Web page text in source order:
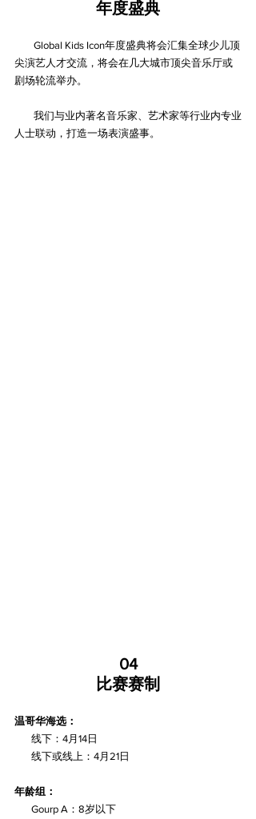
年度盛典
尖演艺人才交流，将会在几大城市顶尖音乐厅或
剧场轮流举办。
人士联动，打造一场表演盛事。
04
比赛赛制
温哥华海选：
线下：4月14日
线下或线上：4月21日
年龄组：
       Gourp A：8岁以下